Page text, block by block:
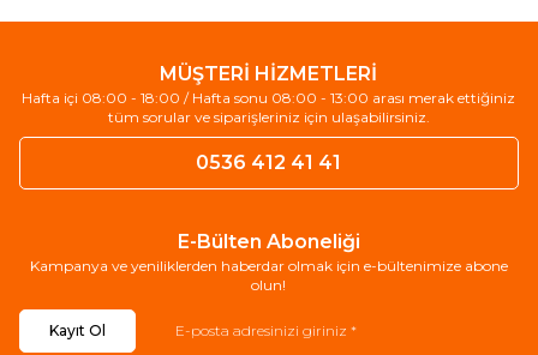
MÜŞTERİ HİZMETLERİ
Hafta içi 08:00 - 18:00 / Hafta sonu 08:00 - 13:00 arası merak ettiğiniz
tüm sorular ve siparişleriniz için ulaşabilirsiniz.
0536 412 41 41
E-Bülten Aboneliği
Kampanya ve yeniliklerden haberdar olmak için e-bültenimize abone
olun!
Kayıt Ol